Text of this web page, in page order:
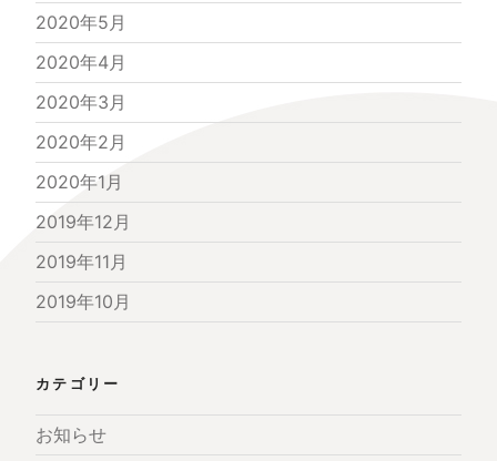
2020年5月
2020年4月
2020年3月
2020年2月
2020年1月
2019年12月
2019年11月
2019年10月
カテゴリー
お知らせ